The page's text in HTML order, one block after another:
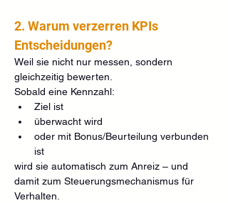
2. Warum verzerren KPIs
Entscheidungen?
Weil sie nicht nur messen, sondern
gleichzeitig bewerten.
Sobald eine Kennzahl:
Ziel ist
überwacht wird
oder mit Bonus/Beurteilung verbunden
ist
wird sie automatisch zum Anreiz – und
damit zum Steuerungsmechanismus für
Verhalten.